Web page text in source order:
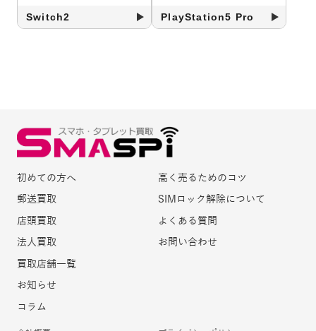
Switch2 PlayStation5 Pro
初めての方へ
郵送買取
店頭買取
法人買取
買取店舗一覧
お知らせ
コラム
高く売るためのコツ
SIMロック解除について
よくある質問
お問い合わせ